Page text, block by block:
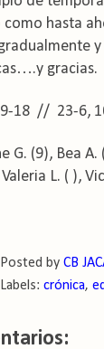
hasta
gracias.
9-18 // 23-6,
G. (9), Bea
L. ( ),
Posted by CB
Labels: crónica,